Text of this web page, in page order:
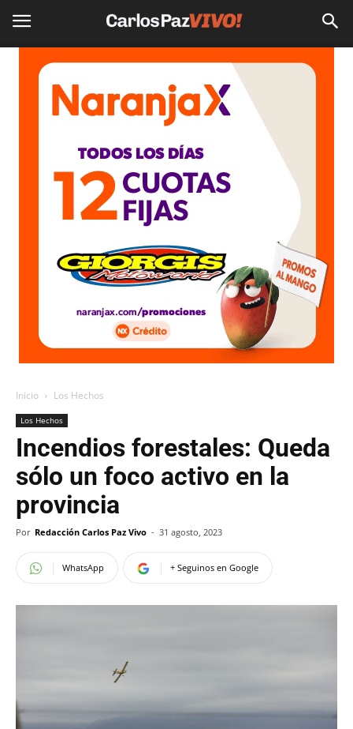
Inicio Los Hechos
Los Hechos
Incendios forestales: Queda
sólo un foco activo en la
provincia
Por Redacción Carlos Paz Vivo - 31 agosto, 2023
WhatsApp + Seguinos en Google